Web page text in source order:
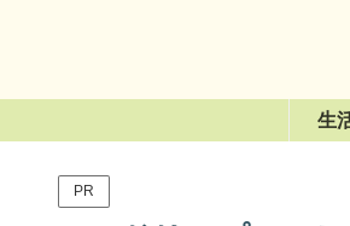
生
PR